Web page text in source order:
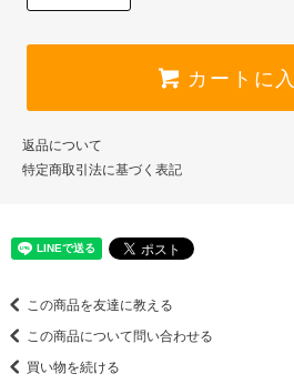
カートに
返品について
特定商取引法に基づく表記
この商品を友達に教える
この商品について問い合わせる
買い物を続ける